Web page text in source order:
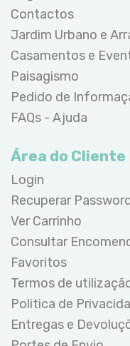
Contactos
Jardim Urbano e
Casamentos e
Paisagismo
Pedido de
FAQs - Ajuda
Área do Cliente
Login
Recuperar
Ver Carrinho
Consultar
Favoritos
Termos de
Politica de
Entregas e